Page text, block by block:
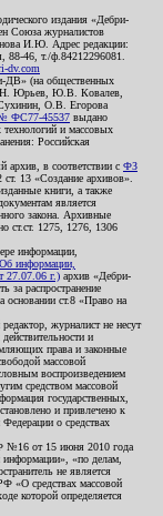
издания «Дебри-
Союза журналистов
И.Ю. Адрес редакции:
88-46, т./ф.84212296081.
dv.com
ДВ» (на общественных
Юрьев, Ю.В. Ковалев,
О.В. Егорова
ФС77-45537 выдано
и массовых
Российская
в соответствии с ФЗ
ст. 13 «Создание архивов».
книги, а также
является
закона. Архивные
ст.ст. 1275, 1276, 1306
информации,
информации,
27.07.06 г.) архив «Дебри-
за распространение
основании ст.8 «Право на
журналист не несут
и
права и законные
массовой
воспроизведением
средством массовой
государственных,
и привлечено к
Федерации о средствах
№16 от 15 июня 2010 года
«по делам,
не является
«О средствах массовой
которой определяется